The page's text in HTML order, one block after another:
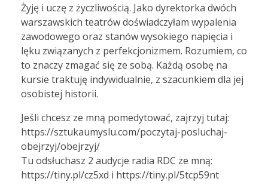
Żyję i uczę z życzliwością. Jako dyrektorka dwóch
warszawskich teatrów doświadczyłam wypalenia
zawodowego oraz stanów wysokiego napięcia i
lęku związanych z perfekcjonizmem. Rozumiem, co
to znaczy zmagać się ze sobą. Każdą osobę na
kursie traktuję indywidualnie, z szacunkiem dla jej
osobistej historii.
Jeśli chcesz ze mną pomedytować, zajrzyj tutaj:
https://sztukaumyslu.com/poczytaj-posluchaj-
obejrzyj/obejrzyj/
Tu odsłuchasz 2 audycje radia RDC ze mną:
https://tiny.pl/cz5xd i https://tiny.pl/5tcp59nt